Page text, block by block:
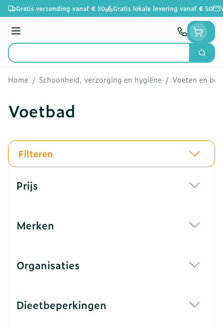
Ga naar de inhoud
Gratis verzending vanaf € 50 Gratis lokale levering vanaf € 50
Menu
Product, merk, categorie...
Zoek
Home / Schoonheid, verzorging en hygiëne / Voeten en
Voetbad
Filteren
Prijs
Merken
Organisaties
Dieetbeperkingen